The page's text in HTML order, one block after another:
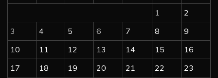
1
2
3
4 5 6 7 8
9
10
11 12 13 14 15
16
17
18 19 20 21 22
23